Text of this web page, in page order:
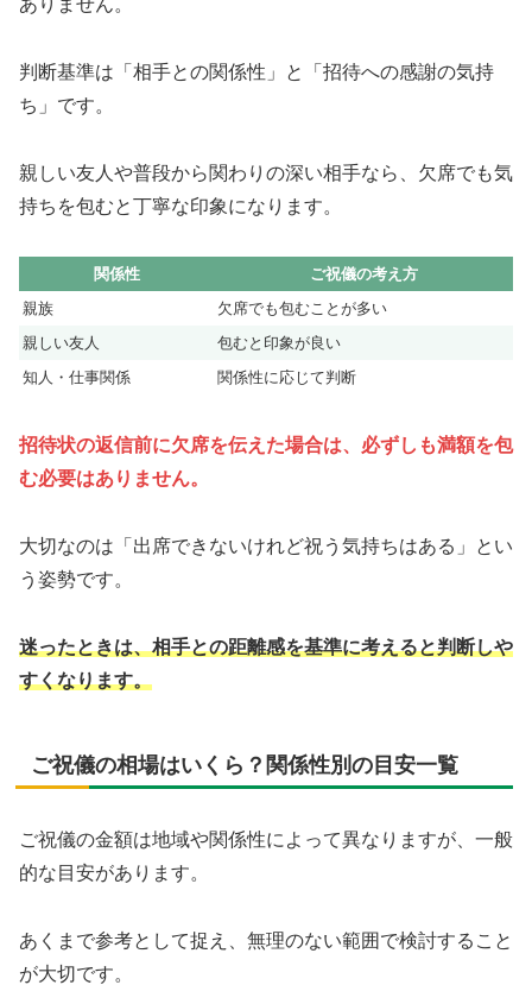
ありません。
判断基準は「相手との関係性」と「招待への感謝の気持
ち」です。
親しい友人や普段から関わりの深い相手なら、欠席でも気
持ちを包むと丁寧な印象になります。
関係性
ご祝儀の考え方
親族
欠席でも包むことが多い
親しい友人
包むと印象が良い
知人・仕事関係
関係性に応じて判断
招待状の返信前に欠席を伝えた場合は、必ずしも満額を包
む必要はありません。
大切なのは「出席できないけれど祝う気持ちはある」とい
う姿勢です。
迷ったときは、相手との距離感を基準に考えると判断しや
すくなります。
ご祝儀の相場はいくら？関係性別の目安一覧
ご祝儀の金額は地域や関係性によって異なりますが、一般
的な目安があります。
あくまで参考として捉え、無理のない範囲で検討すること
が大切です。